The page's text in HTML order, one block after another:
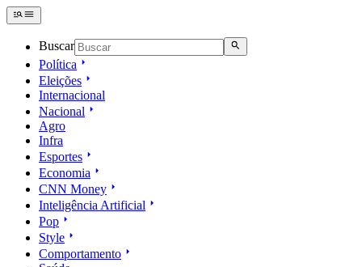
Buscar
Política
Eleições
Internacional
Nacional
Agro
Infra
Esportes
Economia
CNN Money
Inteligência Artificial
Pop
Style
Comportamento